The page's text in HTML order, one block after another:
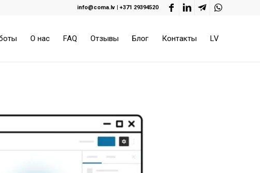
info@coma.lv | +371 29394520
О нас FAQ Отзывы Блог Контакты LV